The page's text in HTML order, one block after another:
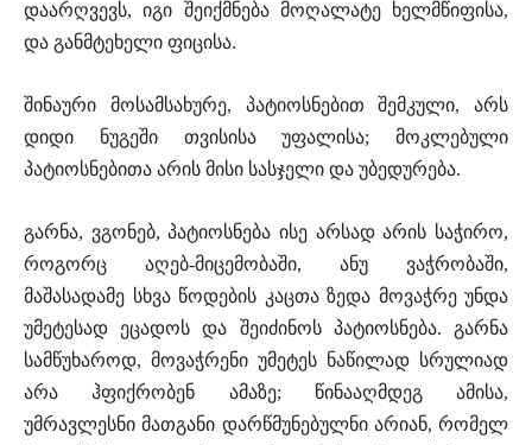
დაარღვევს, იგი შეიქმნება მოღალატე ხელმწიფისა,
და განმტეხელი ფიცისა.
შინაური მოსამსახურე, პატიოსნებით შემკული, არს
დიდი ნუგეში თვისისა უფალისა; მოკლებული
პატიოსნებითა არის მისი სასჯელი და უბედურება.
გარნა, ვგონებ, პატიოსნება ისე არსად არის საჭირო,
როგორც აღებ-მიცემობაში, ანუ ვაჭრობაში,
მაშასადამე სხვა წოდების კაცთა ზედა მოვაჭრე უნდა
უმეტესად ეცადოს და შეიძინოს პატიოსნება. გარნა
სამწუხაროდ, მოვაჭრენი უმეტეს ნაწილად სრულიად
არა ჰფიქრობენ ამაზე; წინააღმდეგ ამისა,
უმრავლესნი მათგანი დარწმუნებულნი არიან, რომელ